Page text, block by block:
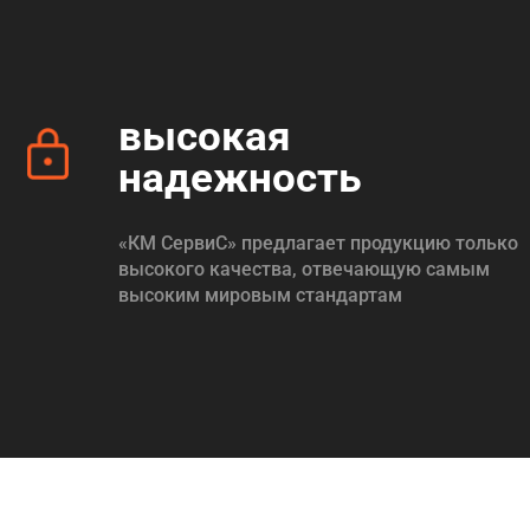
высокая
надежность
«КМ СервиС» предлагает продукцию только
высокого качества, отвечающую самым
высоким мировым стандартам